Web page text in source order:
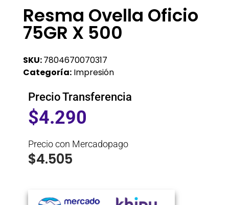
Resma Ovella Oficio
75GR X 500
SKU:7804670070317
Categoría: Impresión
Precio Transferencia
$4.290
Precio con Mercadopago
$4.505